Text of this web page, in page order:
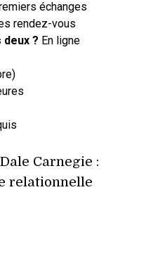
échanges
rendez-vous
deux ? En ligne
Carnegie :
relationnelle